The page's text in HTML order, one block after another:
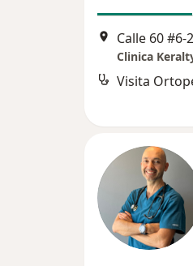
Calle 60 #6-
Clinica
Visita